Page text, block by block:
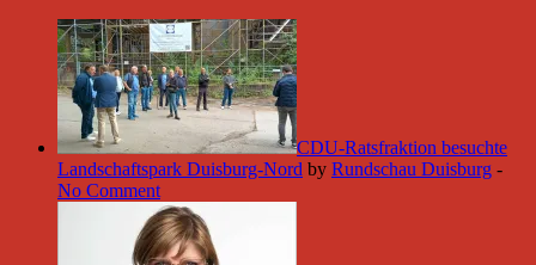
CDU-Ratsfraktion besuchte
Landschaftspark Duisburg-Nord by Rundschau Duisburg -
No Comment